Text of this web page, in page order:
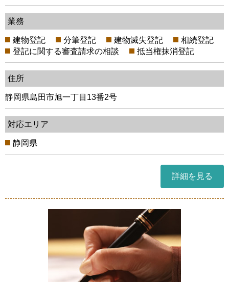
業務
建物登記 分筆登記 建物滅失登記
相続登記
登記に関する審査請求の相談
抵当権抹消登記
住所
静岡県島田市旭一丁目13番2号
対応エリア
静岡県
詳細を見る